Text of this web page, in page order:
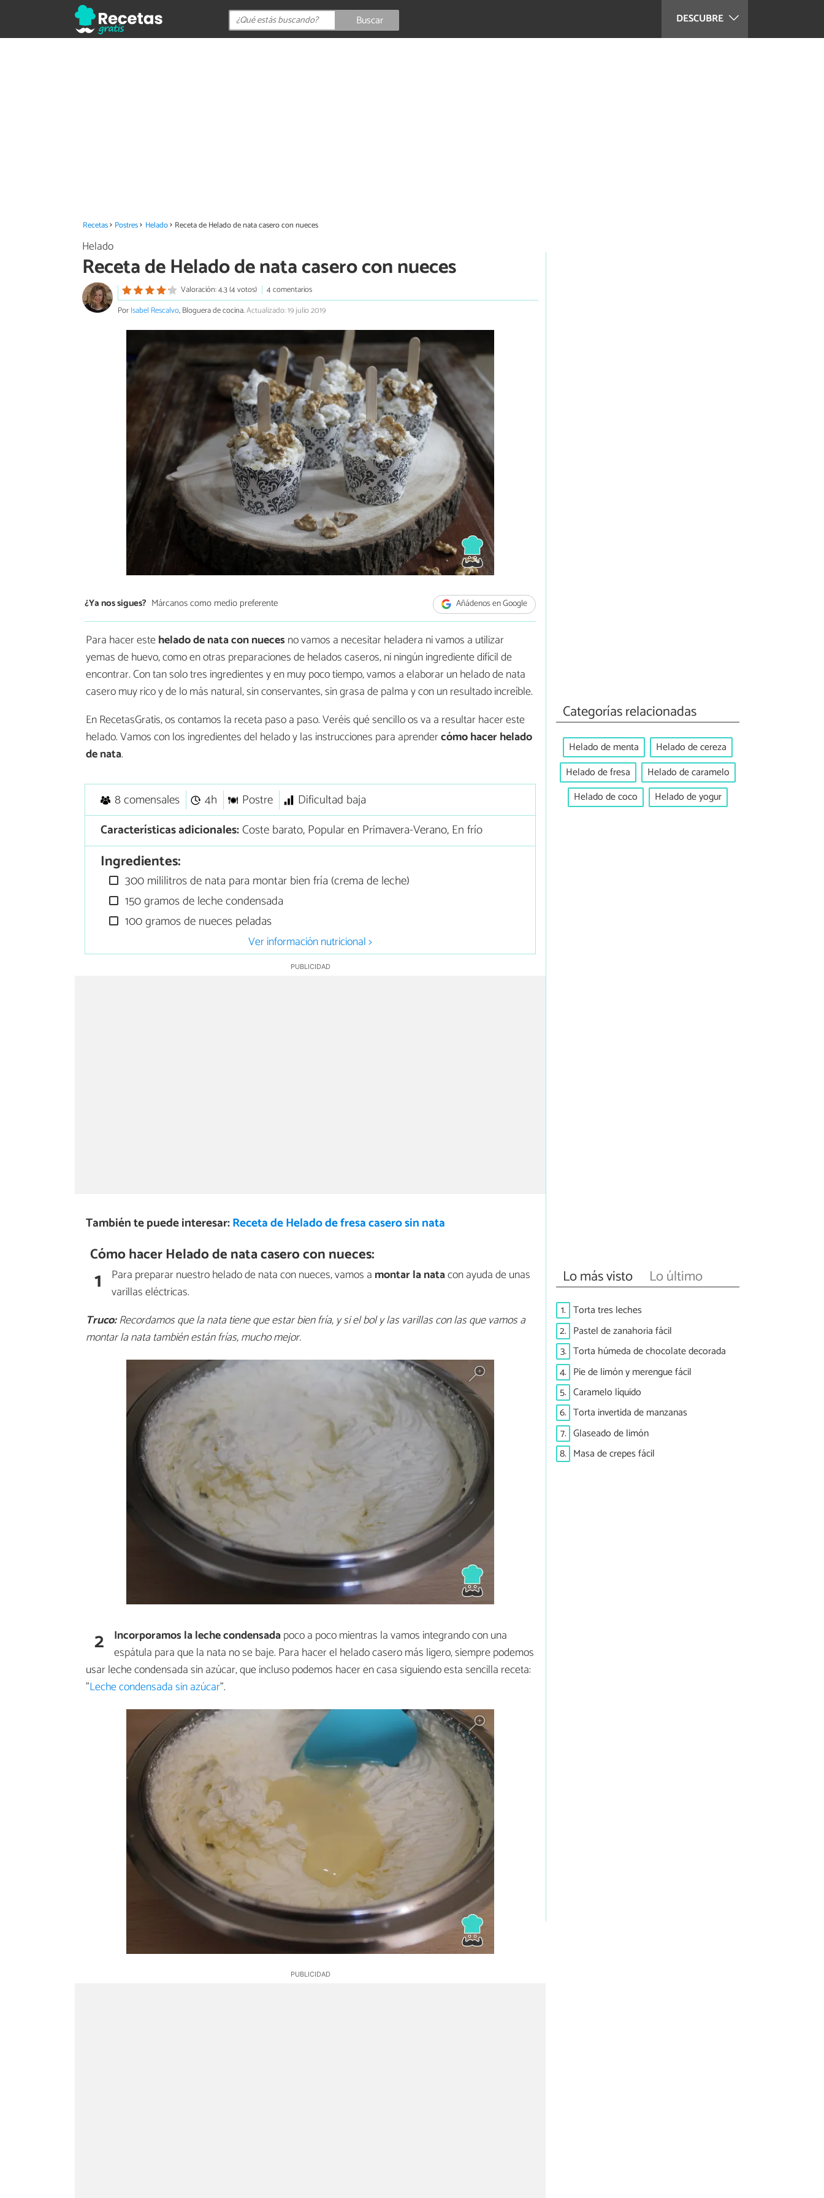
DESCUBRE
Buscar
Recetas Postres Helado Receta de Helado de nata casero con nueces
Helado
Receta de Helado de nata casero con nueces
Valoración: 4.3 (4 votos)
4 comentarios
PorIsabel Rescalvo, Bloguera de cocina.Actualizado: 19 julio 2019
¿Ya nos sigues? Márcanos como medio preferente Añádenos en Google
Para hacer estehelado de nata con nueces no vamos a necesitar heladera ni vamos a utilizar
yemas de huevo, como en otras preparaciones de helados caseros, ni ningún ingrediente difícil de
encontrar. Con tan solo tres ingredientes y en muy poco tiempo, vamos a elaborar un helado de nata
casero muy rico y de lo más natural, sin conservantes, sin grasa de palma y con un resultado increíble.
En RecetasGratis, os contamos la receta paso a paso. Veréis qué sencillo os va a resultar hacer este
helado. Vamos con los ingredientes del helado y las instrucciones para aprendercómo hacer helado
de nata.
8 comensales 4h Postre
Dificultad baja
Características adicionales:Coste barato, Popular en Primavera-Verano, En frío
Ingredientes:
300 mililitros de nata para montar bien fría (crema de leche)
150 gramos de leche condensada
100 gramos de nueces peladas
Ver información nutricional >
También te puede interesar:Receta de Helado de fresa casero sin nata
Cómo hacer Helado de nata casero con nueces:
1 Para preparar nuestro helado de nata con nueces, vamos a montar la natacon ayuda de unas
varillas eléctricas.
Truco:Recordamos que la nata tiene que estar bien fría, y si el bol y las varillas con las que vamos a
montar la nata también están frías, mucho mejor.
2 Incorporamos la leche condensadapoco a poco mientras la vamos integrando con una
espátula para que la nata no se baje. Para hacer el helado casero más ligero, siempre podemos
usar leche condensada sin azúcar, que incluso podemos hacer en casa siguiendo esta sencilla receta:
"Leche condensada sin azúcar".
Categorías relacionadas
Helado de menta
Helado de cereza
Helado de fresa
Helado de caramelo
Helado de coco
Helado de yogur
Lo más visto Lo último
1. Torta tres leches
2. Pastel de zanahoria fácil
3. Torta húmeda de chocolate decorada
4. Pie de limón y merengue fácil
5. Caramelo líquido
6. Torta invertida de manzanas
7. Glaseado de limón
8. Masa de crepes fácil